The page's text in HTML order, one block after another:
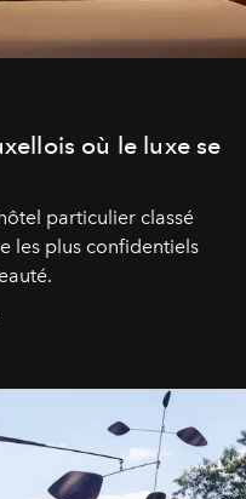
où le luxe se
particulier classé
les plus confidentiels